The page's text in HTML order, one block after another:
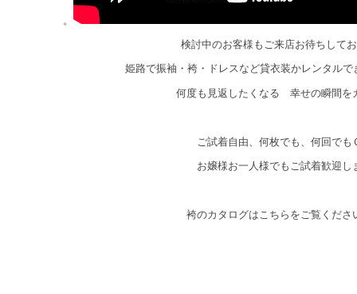
。
検討中のお客様もご来店お待ちして
姫路で振袖・袴・ドレスなど貸衣装かレンタル
何度も見返したくなる 幸せの瞬間を
ご試着自由、何枚でも、何回でも
お嬢様お一人様でもご試着歓迎し
袴のカタログはこちらをご覧くださ